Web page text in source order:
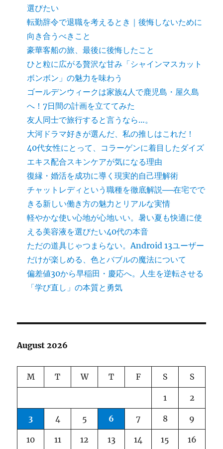
選びたい
転勤辞令で退職を考えるとき｜後悔しないために
向き合うべきこと
豪華客船の旅、最後に後悔したこと
ひと粒に広がる贅沢な甘み「シャインマスカット
ボンボン」の魅力を味わう
ゴールデンウィークは家族4人で鹿児島・屋久島
へ！7日間の計画を立ててみた
友人同士で旅行すると言うなら…。
大河ドラマ好きが選んだ、私の推しはこれだ！
40代女性にとって、コラーゲンに着目したダイズ
エキス配合スキンケアが気になる理由
復縁・婚活を成功に導く現実的自己理解術
チャットレディという職種を徹底解説──在宅でで
きる新しい働き方の魅力とリアルな実情
軽やかな使い心地が心地いい。暑い夏も快適に使
える美容液を選びたい40代の本音
ただの道具じゃつまらない。Android 13ユーザー
だけが楽しめる、色とバブルの魔法について
偏差値30から早稲田・慶応へ。人生を逆転させる
「学び直し」の本質と勇気
August 2026
M T W T F S S
1 2
3 4 5 6 7 8 9
10 11 12 13 14 15 16